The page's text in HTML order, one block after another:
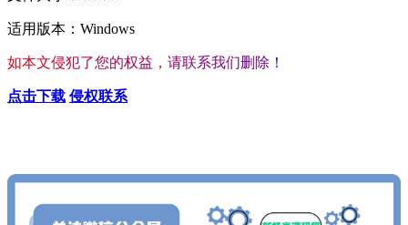
适用版本：Windows
如本文侵犯了您的权益 ， 请联系我们删 除 ！
点击下载 侵权联系